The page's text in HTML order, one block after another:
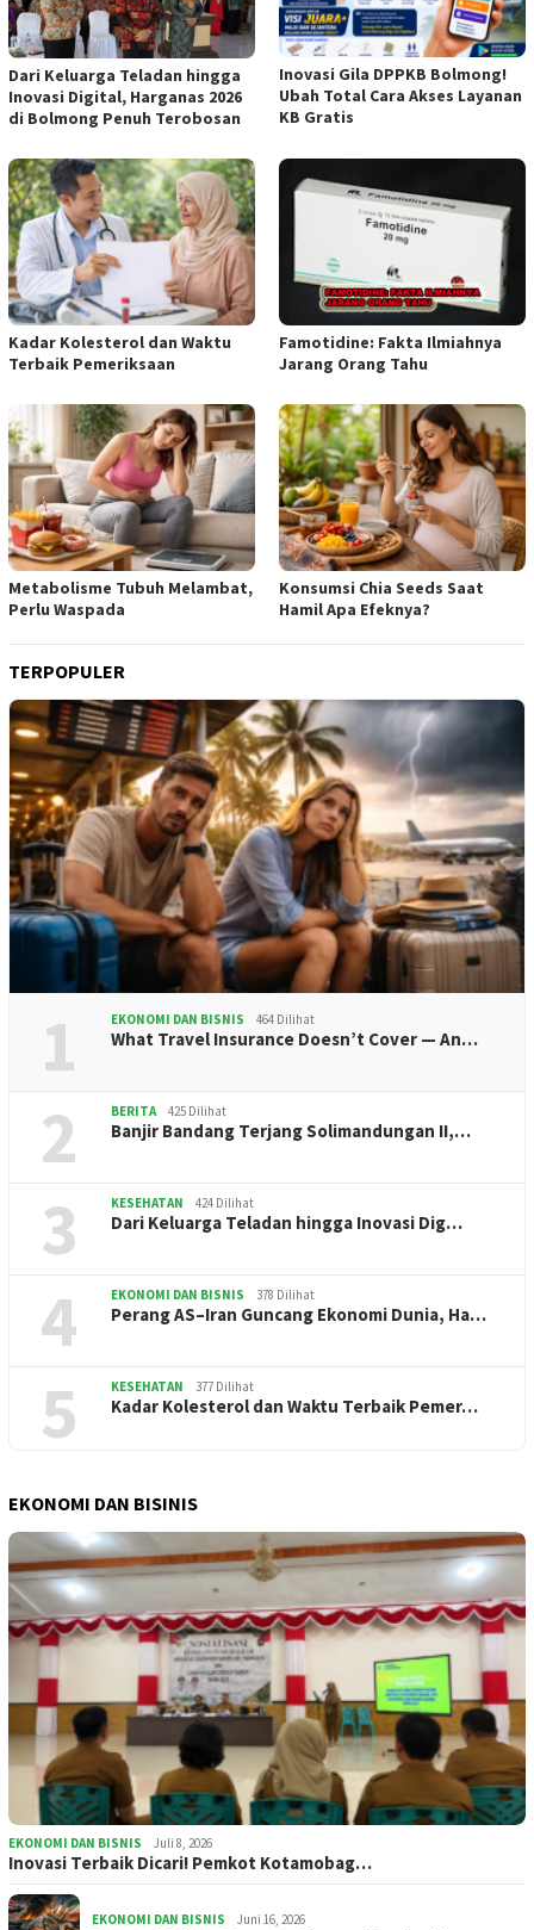
Dari Keluarga Teladan hingga
Inovasi Digital, Harganas 2026
di Bolmong Penuh Terobosan
Inovasi Gila DPPKB Bolmong!
Ubah Total Cara Akses Layanan
KB Gratis
Kadar Kolesterol dan Waktu
Terbaik Pemeriksaan
Famotidine: Fakta Ilmiahnya
Jarang Orang Tahu
Metabolisme Tubuh Melambat,
Perlu Waspada
Konsumsi Chia Seeds Saat
Hamil Apa Efeknya?
TERPOPULER
1 EKONOMI DAN BISNIS 464 Dilihat
What Travel Insurance Doesn’t Cover — An…
2 BERITA 425 Dilihat
Banjir Bandang Terjang Solimandungan II,…
3 KESEHATAN 424 Dilihat
Dari Keluarga Teladan hingga Inovasi Dig…
4 EKONOMI DAN BISNIS 378 Dilihat
Perang AS–Iran Guncang Ekonomi Dunia, Ha…
5 KESEHATAN 377 Dilihat
Kadar Kolesterol dan Waktu Terbaik Pemer…
EKONOMI DAN BISINIS
EKONOMI DAN BISNIS Juli 8, 2026
Inovasi Terbaik Dicari! Pemkot Kotamobag…
EKONOMI DAN BISNIS Juni 16, 2026